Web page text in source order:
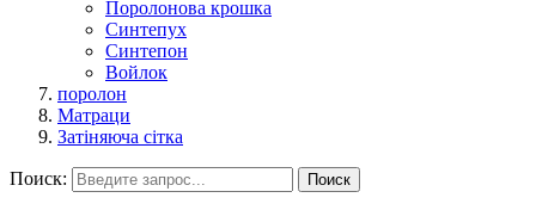
Поролонова крошка
Синтепух
Синтепон
Войлок
поролон
Матраци
Затіняюча сітка
Поиск: Поиск